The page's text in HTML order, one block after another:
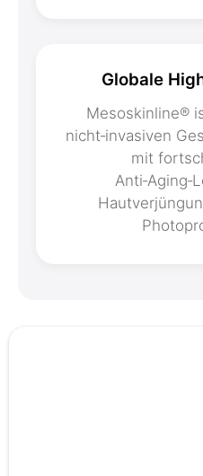
Globale
Mesoskinline®
nicht‑invasiven
mit